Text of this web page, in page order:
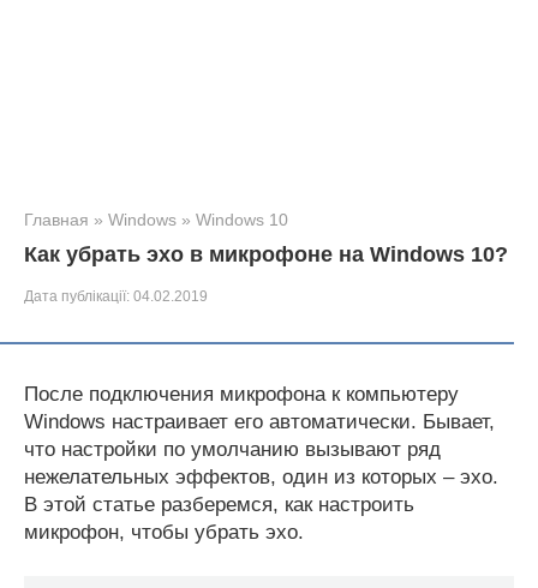
Главная » Windows » Windows 10
Как убрать эхо в микрофоне на Windows 10?
Дата публікації: 04.02.2019
После подключения микрофона к компьютеру
Windows настраивает его автоматически. Бывает,
что настройки по умолчанию вызывают ряд
нежелательных эффектов, один из которых – эхо.
В этой статье разберемся, как настроить
микрофон, чтобы убрать эхо.